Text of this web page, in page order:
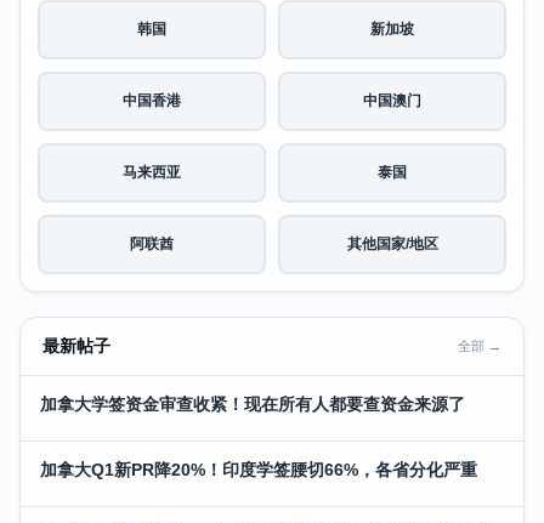
韩国 新加坡
中国香港 中国澳门
马来西亚 泰国
阿联酋 其他国家/地区
最新帖子 全部 →
加拿大学签资金审查收紧！现在所有人都要查资金来源了
加拿大Q1新PR降20%！印度学签腰切66%，各省分化严重